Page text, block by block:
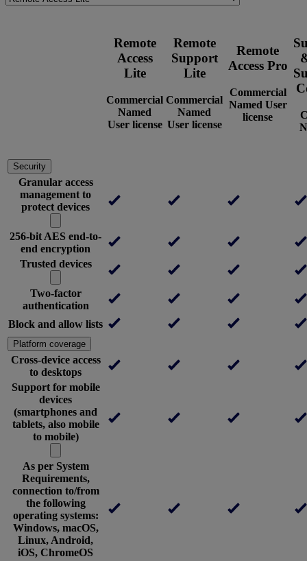
Remote
Access
Lite
Commercial
Named
User license
Remote
Support
Lite
Commercial
Named
User license
Remote
Access Pro
Commercial
Named User
license
Security
Granular access
management to
protect devices
256-bit AES end-to-
end encryption
Trusted devices
Two-factor
authentication
Block and allow lists
Platform coverage
Cross-device access
to desktops
Support for mobile
devices
(smartphones and
tablets, also mobile
to mobile)
As per System
Requirements,
connection to/from
the following
operating systems:
Windows, macOS,
Linux, Android,
iOS, ChromeOS